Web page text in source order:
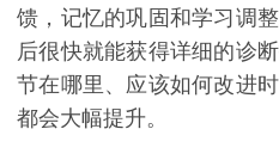
馈，记忆的巩固和学习调
后很快就能获得详细的诊
节在哪里、应该如何改进
都会大幅提升。